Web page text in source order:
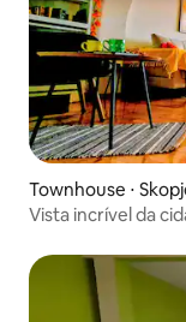
Townhouse ⋅
Vista incrível da